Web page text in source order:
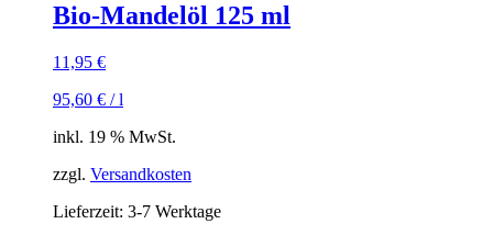
Bio-Mandelöl 125 ml
11,95 €
95,60 € /l
inkl. 19 % MwSt.
zzgl. Versandkosten
Lieferzeit: 3-7 Werktage